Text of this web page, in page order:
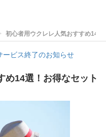
初心者用ウクレレ人気おすすめ14
ービス終了のお知らせ
め14選！お得なセット